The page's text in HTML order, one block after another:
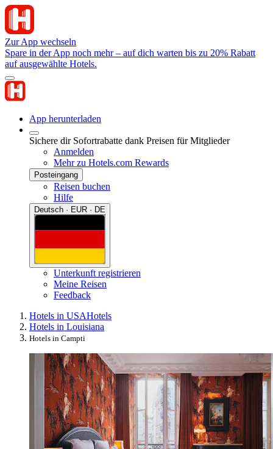
Zur App wechseln
Spare in der App noch mehr – auf dich warten bis zu 20% Rabatt
auf ausgewählte Hotels.
App herunterladen
Sichere dir Sofortrabatte dank Preisen für Mitglieder
Anmelden
Mehr zu Hotels.com Rewards
Posteingang
Reisen buchen
Hilfe
Deutsch · EUR · DE
Unterkunft registrieren
Meine Reisen
Feedback
Hotels in USAHotels
Hotels in Louisiana
Hotels in Campti